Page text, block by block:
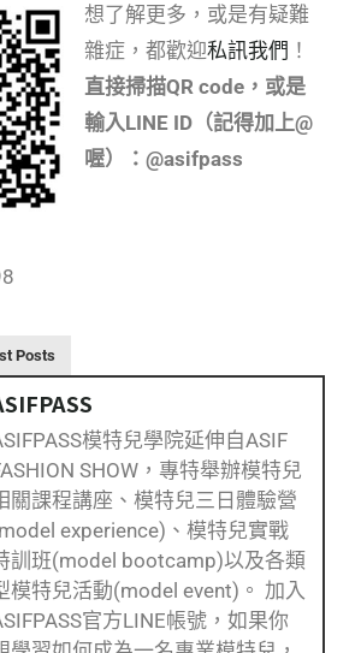
想了解更多，或是有疑難
雜症，都歡迎私訊我們 ！
直接掃描QR code，或是
輸入LINE ID（記得加上@
喔）：@asifpass
Posts
模特兒學院延伸自ASIF
SHOW，專特舉辦模特兒
關課程講座、模特兒三日體驗營
experience)、模特兒實戰
訓班(model bootcamp)以及各類
模特兒活動(model event)。 加入
官方LINE帳號，如果你